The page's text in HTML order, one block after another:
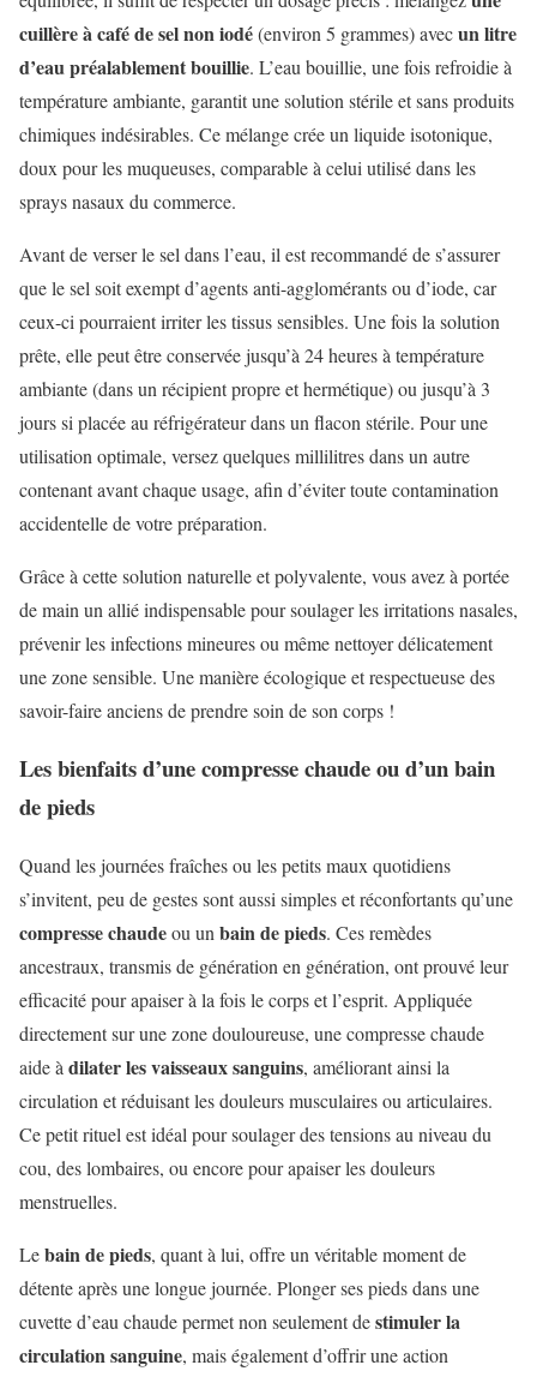
cuillère à café de sel non iodé(environ 5 grammes) avecun litre
d’eau préalablement bouillie. L’eau bouillie, une fois refroidie à
température ambiante, garantit une solution stérile et sans produits
chimiques indésirables. Ce mélange crée un liquide isotonique,
doux pour les muqueuses, comparable à celui utilisé dans les
sprays nasaux du commerce.
Avant de verser le sel dans l’eau, il est recommandé de s’assurer
que le sel soit exempt d’agents anti-agglomérants ou d’iode, car
ceux-ci pourraient irriter les tissus sensibles. Une fois la solution
prête, elle peut être conservée jusqu’à 24 heures à température
ambiante (dans un récipient propre et hermétique) ou jusqu’à 3
jours si placée au réfrigérateur dans un flacon stérile. Pour une
utilisation optimale, versez quelques millilitres dans un autre
contenant avant chaque usage, afin d’éviter toute contamination
accidentelle de votre préparation.
Grâce à cette solution naturelle et polyvalente, vous avez à portée
de main un allié indispensable pour soulager les irritations nasales,
prévenir les infections mineures ou même nettoyer délicatement
une zone sensible. Une manière écologique et respectueuse des
savoir-faire anciens de prendre soin de son corps !
Les bienfaits d’une compresse chaude ou d’un bain
de pieds
Quand les journées fraîches ou les petits maux quotidiens
s’invitent, peu de gestes sont aussi simples et réconfortants qu’une
compresse chaudeou un bain de pieds. Ces remèdes
ancestraux, transmis de génération en génération, ont prouvé leur
efficacité pour apaiser à la fois le corps et l’esprit. Appliquée
directement sur une zone douloureuse, une compresse chaude
aide à dilater les vaisseaux sanguins, améliorant ainsi la
circulation et réduisant les douleurs musculaires ou articulaires.
Ce petit rituel est idéal pour soulager des tensions au niveau du
cou, des lombaires, ou encore pour apaiser les douleurs
menstruelles.
Lebain de pieds, quant à lui, offre un véritable moment de
détente après une longue journée. Plonger ses pieds dans une
cuvette d’eau chaude permet non seulement destimuler la
circulation sanguine, mais également d’offrir une action